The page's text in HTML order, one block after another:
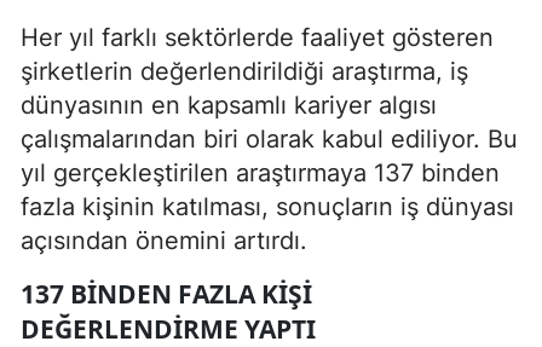
Her yıl farklı sektörlerde faaliyet gösteren
şirketlerin değerlendirildiği araştırma, iş
dünyasının en kapsamlı kariyer algısı
çalışmalarından biri olarak kabul ediliyor. Bu
yıl gerçekleştirilen araştırmaya 137 binden
fazla kişinin katılması, sonuçların iş dünyası
açısından önemini artırdı.
137 BINDEN FAZLA KIŞI
DEĞERLENDIRME YAPTI